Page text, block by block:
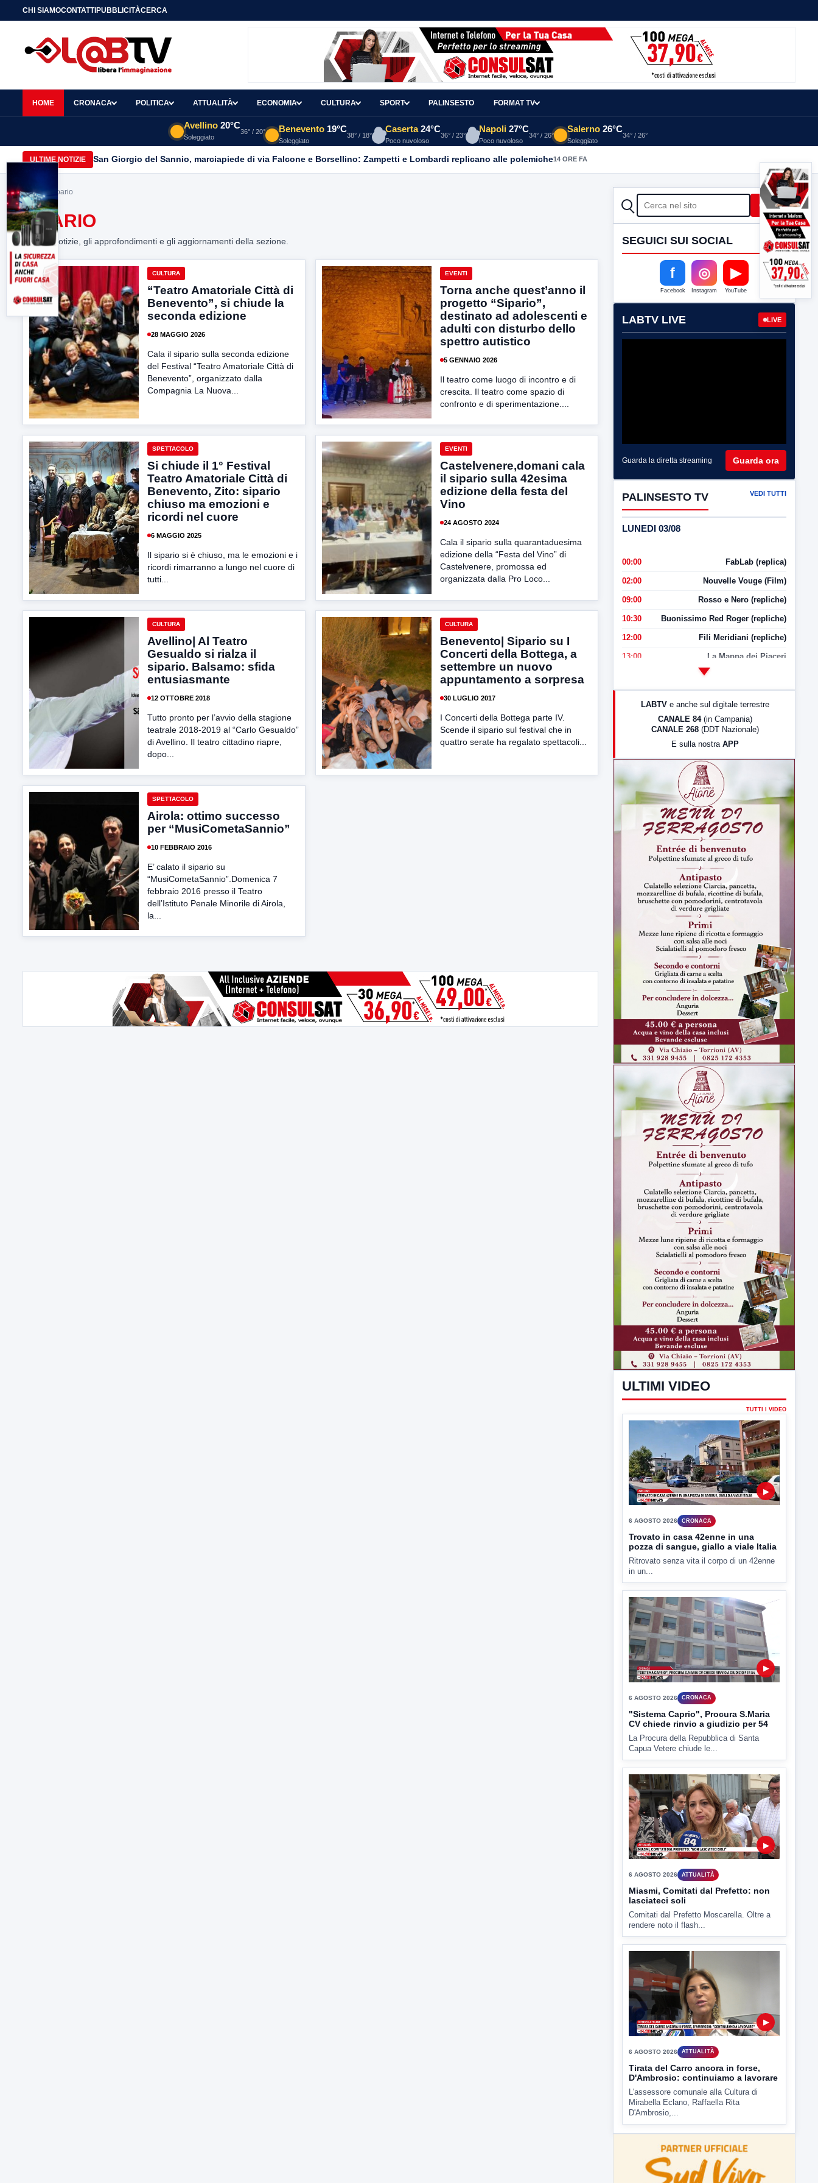
CHI SIAMOCONTATTIPUBBLICITÀCERCA
HOME CRONACA POLITICA ATTUALITÀ ECONOMIA CULTURA SPORT PALINSESTO FORMAT TV
Avellino 20°C
Soleggiato
36° / 20° Benevento 19°C
Soleggiato
38° / 18°
Caserta 24°C
Poco nuvoloso
36° / 23°
Napoli 27°C
Poco nuvoloso
34° / 26°
Salerno 26°C
Soleggiato
34° / 26°
ULTIME NOTIZIE San Giorgio del Sannio, marciapiede di via Falcone e Borsellino: Zampetti e Lombardi replicano alle polemiche14 ORE FA
Home> sipario
SIPARIO
Tutte le notizie, gli approfondimenti e gli aggiornamenti della sezione.
CULTURA
“Teatro Amatoriale Città di
Benevento”, si chiude la
seconda edizione
28 MAGGIO 2026
Cala il sipario sulla seconda edizione
del Festival “Teatro Amatoriale Città di
Benevento”, organizzato dalla
Compagnia La Nuova...
EVENTI
Torna anche quest’anno il
progetto “Sipario”,
destinato ad adolescenti e
adulti con disturbo dello
spettro autistico
5 GENNAIO 2026
Il teatro come luogo di incontro e di
crescita. Il teatro come spazio di
confronto e di sperimentazione....
SPETTACOLO
Si chiude il 1° Festival
Teatro Amatoriale Città di
Benevento, Zito: sipario
chiuso ma emozioni e
ricordi nel cuore
6 MAGGIO 2025
Il sipario si è chiuso, ma le emozioni e i
ricordi rimarranno a lungo nel cuore di
tutti...
EVENTI
Castelvenere,domani cala
il sipario sulla 42esima
edizione della festa del
Vino
24 AGOSTO 2024
Cala il sipario sulla quarantaduesima
edizione della “Festa del Vino” di
Castelvenere, promossa ed
organizzata dalla Pro Loco...
CULTURA
Avellino| Al Teatro
Gesualdo si rialza il
sipario. Balsamo: sfida
entusiasmante
12 OTTOBRE 2018
Tutto pronto per l’avvio della stagione
teatrale 2018-2019 al “Carlo Gesualdo”
di Avellino. Il teatro cittadino riapre,
dopo...
CULTURA
Benevento| Sipario su I
Concerti della Bottega, a
settembre un nuovo
appuntamento a sorpresa
30 LUGLIO 2017
I Concerti della Bottega parte IV.
Scende il sipario sul festival che in
quattro serate ha regalato spettacoli...
SPETTACOLO
Airola: ottimo successo
per “MusiCometaSannio”
10 FEBBRAIO 2016
E’ calato il sipario su
“MusiCometaSannio”.Domenica 7
febbraio 2016 presso il Teatro
dell’Istituto Penale Minorile di Airola,
la...
CERCA Cerca
SEGUICI SUI SOCIAL
f
Facebook
◎
Instagram
▶
YouTube
LABTV LIVE LIVE
Guarda la diretta streaming Guarda ora
PALINSESTO TV VEDI TUTTI
LUNEDI 03/08
00:00 FabLab (replica)
02:00 Nouvelle Vouge (Film)
09:00 Rosso e Nero (repliche)
10:30 Buonissimo Red Roger (repliche)
12:00 Fili Meridiani (repliche)
13:00 La Mappa dei Piaceri
LabNews (Diretta)
LabNews (replica)
LABTV e anche sul digitale terrestre
CANALE 84 (in Campania)
CANALE 268 (DDT Nazionale)
E sulla nostra APP
ULTIMI VIDEO
TUTTI I VIDEO
▶
6 AGOSTO 2026 CRONACA
Trovato in casa 42enne in una
pozza di sangue, giallo a viale Italia
Ritrovato senza vita il corpo di un 42enne
in un...
6 AGOSTO 2026 CRONACA
"Sistema Caprio", Procura S.Maria
CV chiede rinvio a giudizio per 54
La Procura della Repubblica di Santa
Capua Vetere chiude le...
6 AGOSTO 2026 ATTUALITÀ
Miasmi, Comitati dal Prefetto: non
lasciateci soli
Comitati dal Prefetto Moscarella. Oltre a
rendere noto il flash...
6 AGOSTO 2026 ATTUALITÀ
Tirata del Carro ancora in forse,
D'Ambrosio: continuiamo a lavorare
L'assessore comunale alla Cultura di
Mirabella Eclano, Raffaella Rita